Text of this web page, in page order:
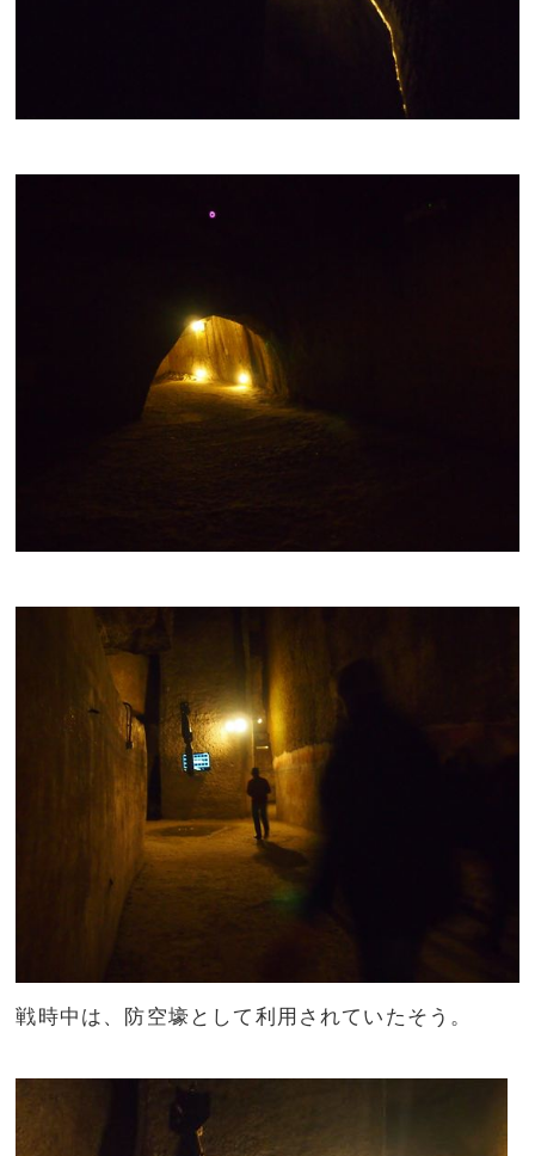
戦時中は、防空壕として利用されていたそう。